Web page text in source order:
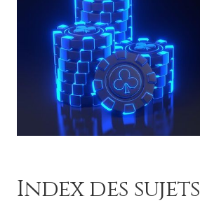
Index des sujets